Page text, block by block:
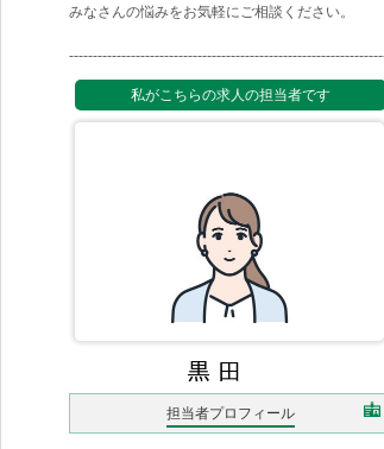
みなさんの悩みをお気軽にご相談ください。
私がこちらの求人の担当者です
担当者プロフィール